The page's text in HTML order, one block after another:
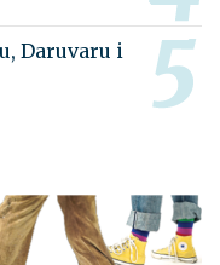
Daruvaru i